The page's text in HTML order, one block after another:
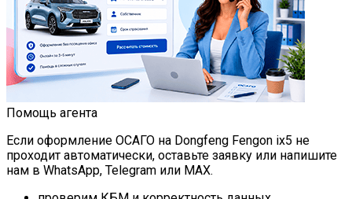
Помощь агента
Если оформление ОСАГО на Dongfeng Fengon ix5 не
проходит автоматически, оставьте заявку или напишите
нам в WhatsApp, Telegram или MAX.